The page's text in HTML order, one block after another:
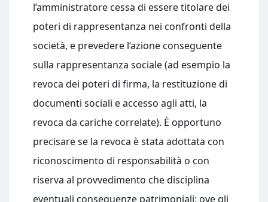
l’amministratore cessa di essere titolare dei
poteri di rappresentanza nei confronti della
società, e prevedere l’azione conseguente
sulla rappresentanza sociale (ad esempio la
revoca dei poteri di firma, la restituzione di
documenti sociali e accesso agli atti, la
revoca da cariche correlate). È opportuno
precisare se la revoca è stata adottata con
riconoscimento di responsabilità o con
riserva al provvedimento che disciplina
eventuali conseguenze patrimoniali: ove gli